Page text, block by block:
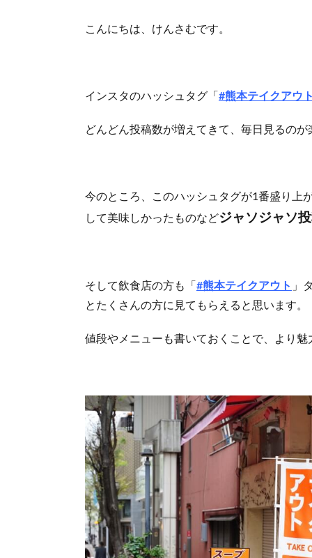
こんにちは、けんさむです。
インスタのハッシュタグ「#熊本テイクアウ
どんどん投稿数が増えてきて、毎日見るの
今のところ、このハッシュタグが1番盛り上
して美味しかったものなどジャソジャソ
そして飲食店の方も「#熊本テイクアウト 」
とたくさんの方に見てもらえると思います。
値段やメニューも書いておくことで、より